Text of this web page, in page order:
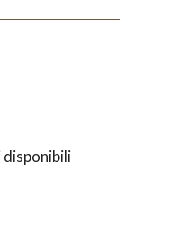
disponibili